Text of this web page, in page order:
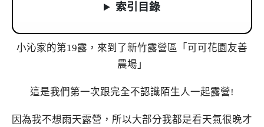
索引目錄
小沁家的第19露，來到了新竹露營區「可可花園友善
農場」
這是我們第一次跟完全不認識陌生人一起露營!
因為我不想雨天露營，所以大部分我都是看天氣很晚才